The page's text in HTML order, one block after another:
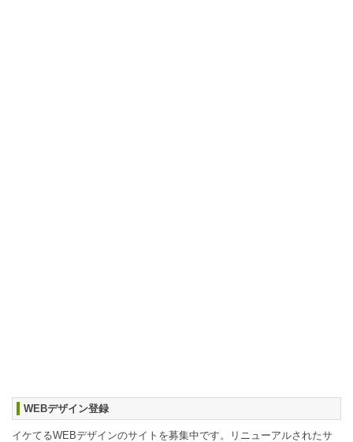
WEBデザイン登録
イケてるWEBデザインのサイトを募集中です。リニューアルされたサ